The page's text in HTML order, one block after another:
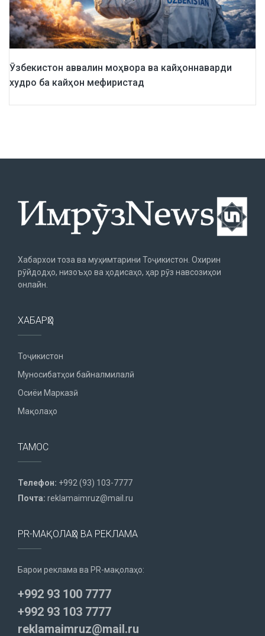
Ӯзбекистон аввалин моҳвора ва кайҳоннаварди
худро ба кайҳон мефиристад
Хабархои тоза ва муҳимтарини Тоҷикистон. Охирин
рӯйдодҳо, низоъҳо ва ҳодисаҳо, ҳар рӯз навсозиҳои
онлайн.
ХАБАРҲО
Тоҷикистон
Муносибатҳои байналмилалӣ
Осиёи Марказӣ
Мақолаҳо
ТАМОС
Телефон: +992 (93) 103-7777
Почта: reklamaimruz@mail.ru
PR-МАҚОЛАҲО ВА РЕКЛАМА
Барои реклама ва PR-мақолаҳо:
+992 93 100 7777
+992 93 103 7777
reklamaimruz@mail.ru